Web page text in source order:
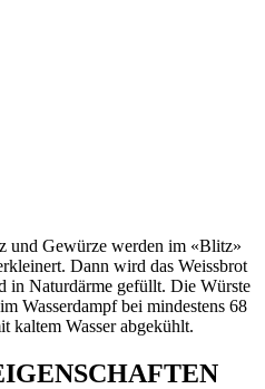
und Gewürze werden im «Blitz»
Dann wird das Weissbrot
in Naturdärme gefüllt. Die Würste
Wasserdampf bei mindestens 68
kaltem Wasser abgekühlt.